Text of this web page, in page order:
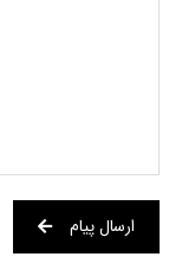
ارسال پیام